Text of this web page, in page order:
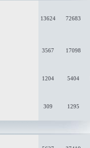
13624 72683
3567 17098
1204 5404
309 1295